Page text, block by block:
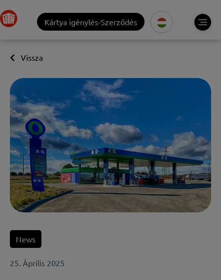
Kártya igénylés-Szerződés
Vissza
News
25. Április 2025